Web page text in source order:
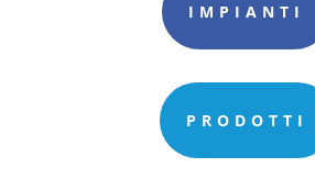
IMPIANTI
PRODOTTI